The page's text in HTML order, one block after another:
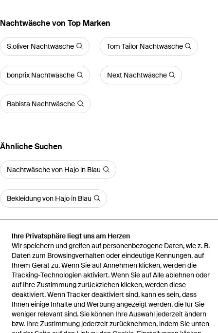
Ihre Privatsphäre liegt uns am Herzen
Wir speichern und greifen auf personenbezogene Daten, wie z. B.
Daten zum Browsingverhalten oder eindeutige Kennungen, auf
Ihrem Gerät zu. Wenn Sie auf Annehmen klicken, werden die
Tracking-Technologien aktiviert. Wenn Sie auf Alle ablehnen oder
auf Ihre Zustimmung zurückziehen klicken, werden diese
deaktiviert. Wenn Tracker deaktiviert sind, kann es sein, dass
Ihnen einige Inhalte und Werbung angezeigt werden, die für Sie
weniger relevant sind. Sie können Ihre Auswahl jederzeit ändern
bzw. Ihre Zustimmung jederzeit zurücknehmen, indem Sie unten
Nachtwäsche von Top Marken
S.oliver Nachtwäsche Tom Tailor Nachtwäsche
bonprix Nachtwäsche Next Nachtwäsche
Babista Nachtwäsche
Ähnliche Suchen
Nachtwäsche von Hajo in Blau
Bekleidung von Hajo in Blau
Startseite Herren Nachtwäsche Pyjama Kurz Klima Light
Hilfe und Informationen